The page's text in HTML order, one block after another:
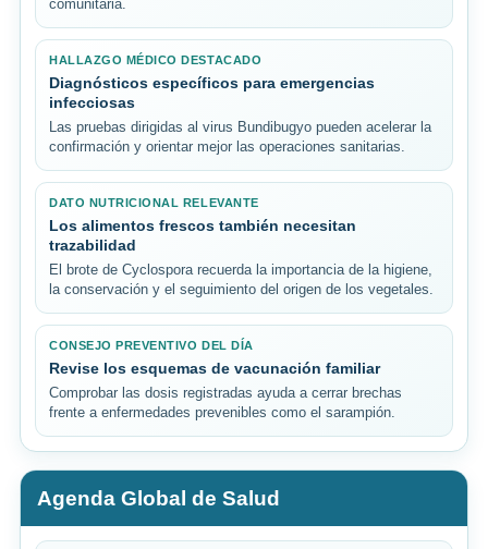
comunitaria.
HALLAZGO MÉDICO DESTACADO
Diagnósticos específicos para emergencias
infecciosas
Las pruebas dirigidas al virus Bundibugyo pueden acelerar la
confirmación y orientar mejor las operaciones sanitarias.
DATO NUTRICIONAL RELEVANTE
Los alimentos frescos también necesitan
trazabilidad
El brote de Cyclospora recuerda la importancia de la higiene,
la conservación y el seguimiento del origen de los vegetales.
CONSEJO PREVENTIVO DEL DÍA
Revise los esquemas de vacunación familiar
Comprobar las dosis registradas ayuda a cerrar brechas
frente a enfermedades prevenibles como el sarampión.
Agenda Global de Salud